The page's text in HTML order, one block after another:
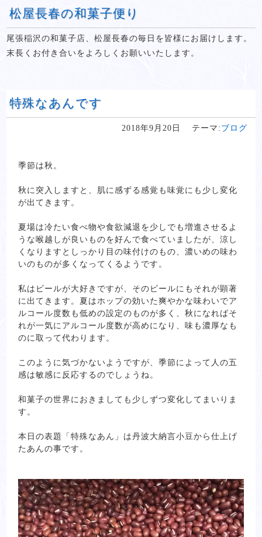
松屋長春の和菓子便り
尾張稲沢の和菓子店、松屋長春の毎日を皆様にお届けします。
末長くお付き合いをよろしくお願いいたします。
特殊なあんです
2018年9月20日 テーマ: ブログ
季節は秋。
秋に突入しますと、肌に感ずる感覚も味覚にも少し変化
が出てきます。
夏場は冷たい食べ物や食欲減退を少しでも増進させるよ
うな喉越しが良いものを好んで食べていましたが、涼し
くなりますとしっかり目の味付けのもの、濃いめの味わ
いのものが多くなってくるようです。
私はビールが大好きですが、そのビールにもそれが顕著
に出てきます。夏はホップの効いた爽やかな味わいでア
ルコール度数も低めの設定のものが多く、秋になればそ
れが一気にアルコール度数が高めになり、味も濃厚なも
のに取って代わります。
このように気づかないようですが、季節によって人の五
感は敏感に反応するのでしょうね。
和菓子の世界におきましても少しずつ変化してまいりま
す。
本日の表題「特殊なあん」は丹波大納言小豆から仕上げ
たあんの事です。